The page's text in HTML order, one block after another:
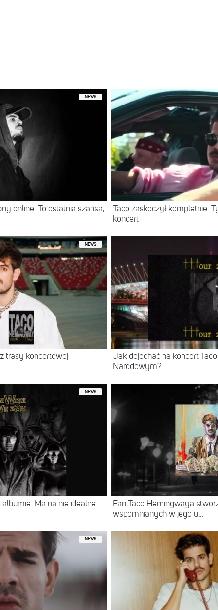
NEWS
online. To ostatnia szansa,
Taco zaskoczył kompletnie.
koncert
NEWS
trasy koncertowej
Jak dojechać na koncert
Narodowym?
NEWS
Ma na nie idealne
Fan Taco Hemingwaya
wspomnianych w jego u...
NEWS